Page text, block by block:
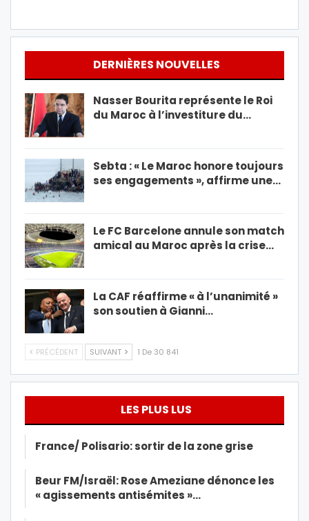
DERNIÈRES NOUVELLES
Nasser Bourita représente le Roi
du Maroc à l’investiture du…
Sebta : « Le Maroc honore toujours
ses engagements », affirme une…
Le FC Barcelone annule son match
amical au Maroc après la crise…
La CAF réaffirme « à l’unanimité »
son soutien à Gianni…
PRÉCÉDENT SUIVANT 1 De 30 841
LES PLUS LUS
France/ Polisario: sortir de la zone grise
Beur FM/Israël: Rose Ameziane dénonce les
« agissements antisémites »…